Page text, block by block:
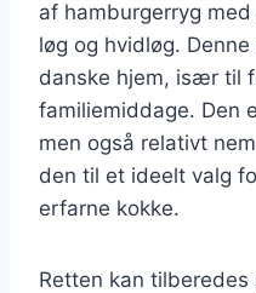
af hamburgerryg
løg og hvidløg.
danske hjem, især til
familiemiddage. Den
men også relativt
den til et ideelt valg
erfarne kokke.
Retten kan